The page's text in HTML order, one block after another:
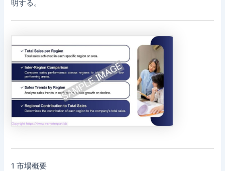
明する。
1 市場概要